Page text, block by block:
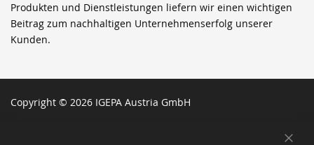
Produkten und Dienstleistungen liefern wir einen wichtigen
Beitrag zum nachhaltigen Unternehmenserfolg unserer
Kunden.
Copyright © 2026 IGEPA Austria GmbH